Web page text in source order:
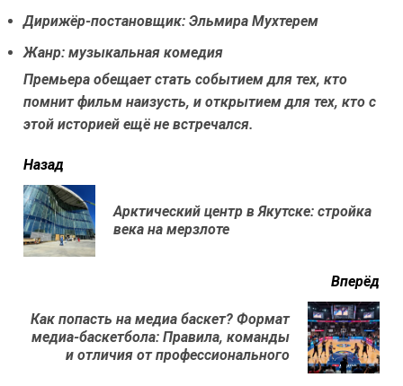
Дирижёр-постановщик: Эльмира Мухтерем
Жанр: музыкальная комедия
Премьера обещает стать событием для тех, кто
помнит фильм наизусть, и открытием для тех, кто с
этой историей ещё не встречался.
читать
еще
Назад
Арктический центр в Якутске: стройка
века на мерзлоте
Вперёд
Next
Как попасть на медиа баскет? Формат
медиа-баскетбола: Правила, команды
и отличия от профессионального